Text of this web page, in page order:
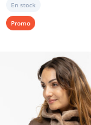
En stock
Promo